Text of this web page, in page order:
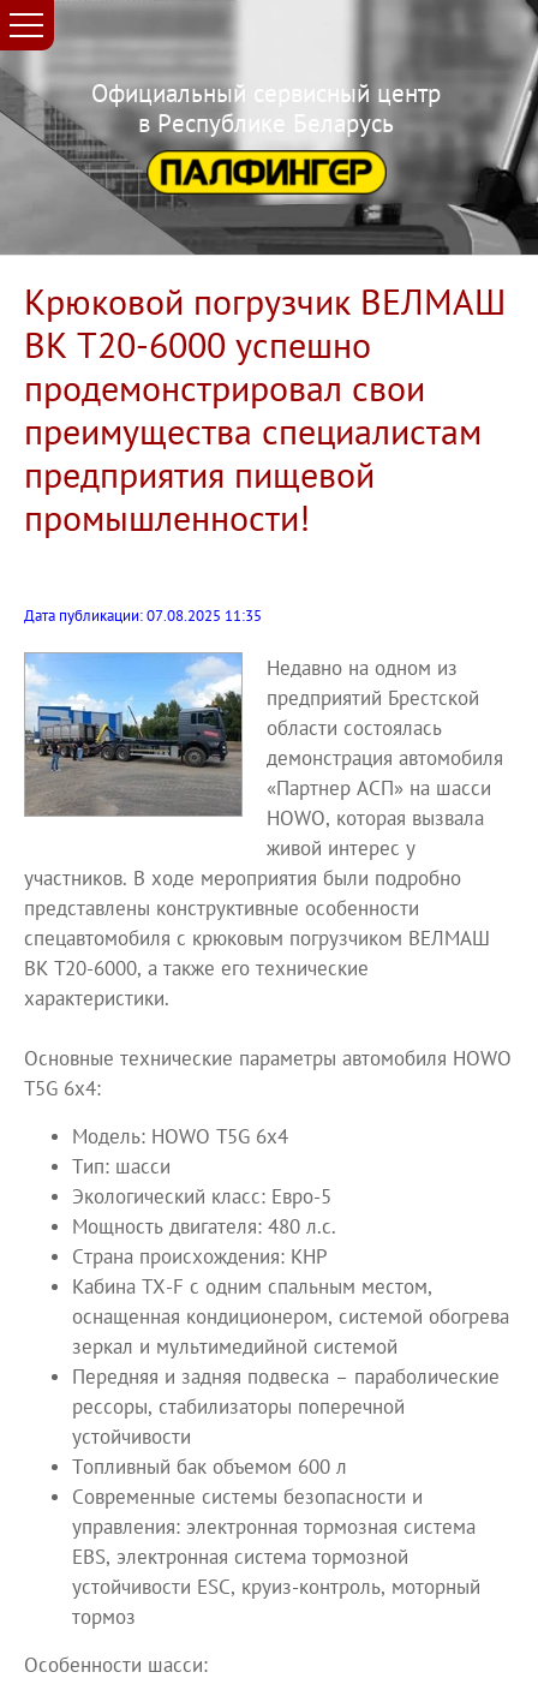
Официальный сервисный центр
в Республике Беларусь
Крюковой погрузчик ВЕЛМАШ
ВК Т20-6000 успешно
продемонстрировал свои
преимущества специалистам
предприятия пищевой
промышленности!
Дата публикации: 07.08.2025 11:35
Недавно на одном из
предприятий Брестской
области состоялась
демонстрация автомобиля
«Партнер АСП» на шасси
HOWO, которая вызвала
живой интерес у
участников. В ходе мероприятия были подробно
представлены конструктивные особенности
спецавтомобиля с крюковым погрузчиком ВЕЛМАШ
ВК Т20-6000, а также его технические
характеристики.
Основные технические параметры автомобиля HOWO
T5G 6х4:
Модель: HOWO T5G 6х4
Тип: шасси
Экологический класс: Евро-5
Мощность двигателя: 480 л.с.
Страна происхождения: КНР
Кабина TX-F с одним спальным местом,
оснащенная кондиционером, системой обогрева
зеркал и мультимедийной системой
Передняя и задняя подвеска – параболические
рессоры, стабилизаторы поперечной
устойчивости
Топливный бак объемом 600 л
Современные системы безопасности и
управления: электронная тормозная система
EBS, электронная система тормозной
устойчивости ESC, круиз-контроль, моторный
тормоз
Особенности шасси: